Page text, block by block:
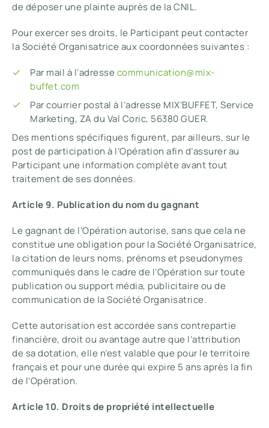
de déposer une plainte auprès de la CNIL.
Pour exercer ses droits, le Participant peut contacter
la Société Organisatrice aux coordonnées suivantes :
Par mail à l’adresse communication@mix-
buffet.com
Par courrier postal à l’adresse MIX’BUFFET, Service
Marketing, ZA du Val Coric, 56380 GUER.
Des mentions spécifiques figurent, par ailleurs, sur le
post de participation à l’Opération afin d’assurer au
Participant une information complète avant tout
traitement de ses données.
Article 9. Publication du nom du gagnant
Le gagnant de l’Opération autorise, sans que cela ne
constitue une obligation pour la Société Organisatrice,
la citation de leurs noms, prénoms et pseudonymes
communiqués dans le cadre de l’Opération sur toute
publication ou support média, publicitaire ou de
communication de la Société Organisatrice.
Cette autorisation est accordée sans contrepartie
financière, droit ou avantage autre que l’attribution
de sa dotation, elle n’est valable que pour le territoire
français et pour une durée qui expire 5 ans après la fin
de l’Opération.
Article 10. Droits de propriété intellectuelle